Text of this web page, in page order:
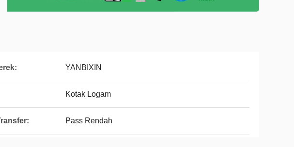
YANBIXIN
Kotak Logam
Pass Rendah